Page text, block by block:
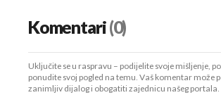
Komentari(0)
Uključite se u raspravu – podijelite svoje mišljenje,
ponudite svoj pogled na temu. Vaš komentar može
zanimljiv dijalog i obogatiti zajednicu našeg portala.